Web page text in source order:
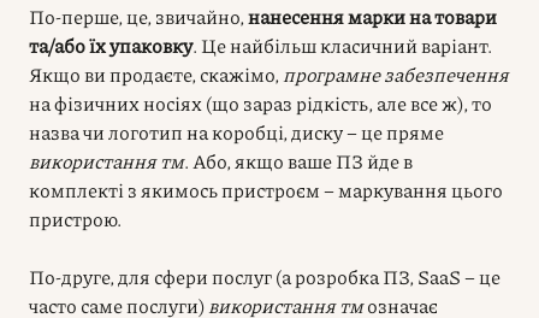
По-перше, це, звичайно,нанесення марки на товари
та/або їх упаковку. Це найбільш класичний варіант.
Якщо ви продаєте, скажімо, програмне забезпечення
на фізичних носіях (що зараз рідкість, але все ж), то
назва чи логотип на коробці, диску – це пряме
використання тм. Або, якщо ваше ПЗ йде в
комплекті з якимось пристроєм – маркування цього
пристрою.
По-друге, для сфери послуг (а розробка ПЗ, SaaS – це
часто саме послуги) використання тмозначає